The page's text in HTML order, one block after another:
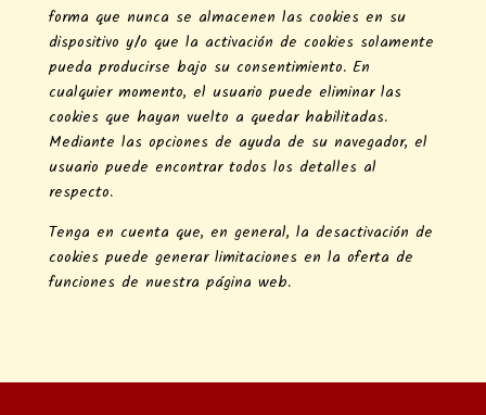
forma que nunca se almacenen las cookies en su
dispositivo y/o que la activación de cookies solamente
pueda producirse bajo su consentimiento. En
cualquier momento, el usuario puede eliminar las
cookies que hayan vuelto a quedar habilitadas.
Mediante las opciones de ayuda de su navegador, el
usuario puede encontrar todos los detalles al
respecto.
Tenga en cuenta que, en general, la desactivación de
cookies puede generar limitaciones en la oferta de
funciones de nuestra página web.